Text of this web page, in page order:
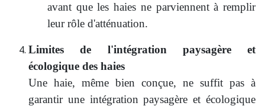
avant que les haies ne parviennent à remplir
leur rôle d'atténuation.
Limites de l'intégration paysagère et
écologique des haies
Une haie, même bien conçue, ne suffit pas à
garantir une intégration paysagère et écologique